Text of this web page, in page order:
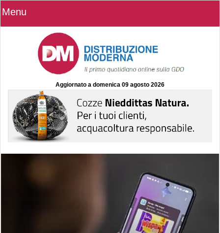
Menu
Aggiornato a domenica 09 agosto 2026